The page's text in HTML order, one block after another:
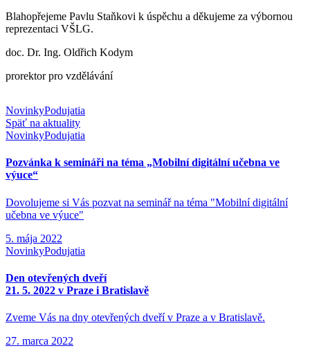
Blahopřejeme Pavlu Staňkovi k úspěchu a děkujeme za výbornou
reprezentaci VŠLG.
doc. Dr. Ing. Oldřich Kodym
prorektor pro vzdělávání
NovinkyPodujatia
Späť na aktuality
NovinkyPodujatia
Pozvánka k semináři na téma „Mobilní digitální učebna ve
výuce“
Dovolujeme si Vás pozvat na seminář na téma "Mobilní digitální
učebna ve výuce"
5. mája 2022
NovinkyPodujatia
Den otevřených dveří
21. 5. 2022 v Praze i Bratislavě
Zveme Vás na dny otevřených dveří v Praze a v Bratislavě.
27. marca 2022